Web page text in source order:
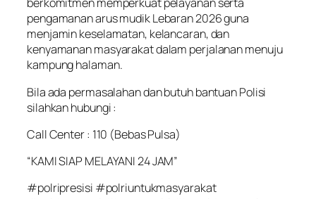
pengamanan arus mudik Lebaran 2026 guna
menjamin keselamatan, kelancaran, dan
kenyamanan masyarakat dalam perjalanan menuju
kampung halaman.
Bila ada permasalahan dan butuh bantuan Polisi
silahkan hubungi :
Call Center : 110 (Bebas Pulsa)
“KAMI SIAP MELAYANI 24 JAM”
#polripresisi #polriuntukmasyarakat